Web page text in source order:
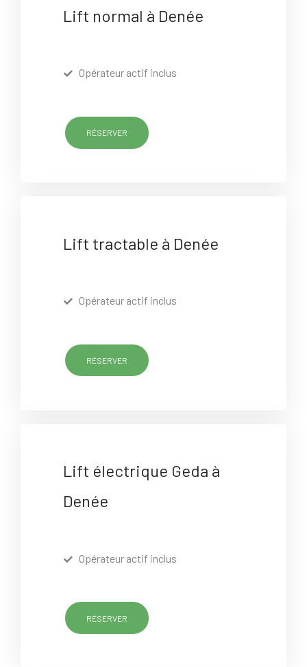
Lift normal à Denée
Opérateur actif inclus
RÉSERVER
Lift tractable à Denée
Opérateur actif inclus
RÉSERVER
Lift électrique Geda à
Denée
Opérateur actif inclus
RÉSERVER